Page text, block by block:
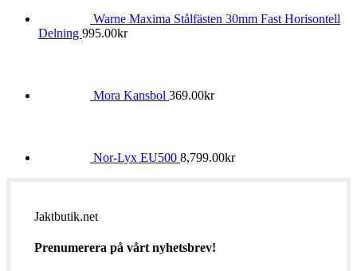
Warne Maxima Stålfästen 30mm Fast Horisontell
Delning 995.00kr
Mora Kansbol 369.00kr
Nor-Lyx EU500 8,799.00kr
Jaktbutik.net
Prenumerera på vårt nyhetsbrev!